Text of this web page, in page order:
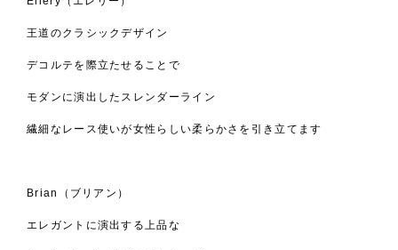
王道のクラシックデザイン
デコルテを際立たせることで
モダンに演出したスレンダーライン
繊細なレース使いが女性らしい柔らかさを引き立てます
Brian（ブリアン）
エレガントに演出する上品な